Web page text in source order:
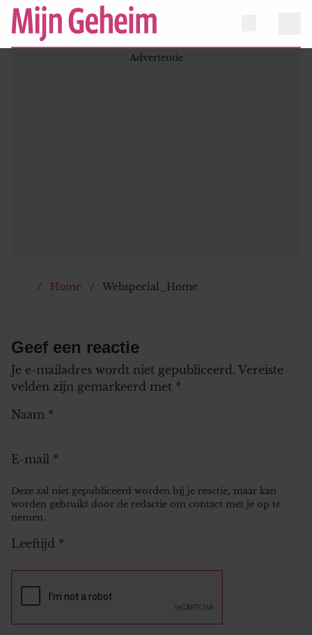
Home Webspecial_Home
Geef een reactie
Je e-mailadres wordt niet gepubliceerd. Vereiste
velden zijn gemarkeerd met *
Naam *
E-mail *
Deze zal niet gepubliceerd worden bij je reactie, maar kan
worden gebruikt door de redactie om contact met je op te
nemen.
Leeftijd *